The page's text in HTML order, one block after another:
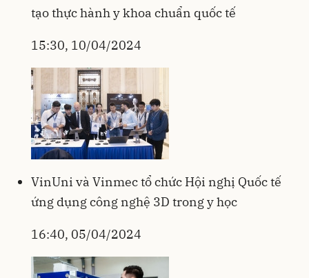
tạo thực hành y khoa chuẩn quốc tế
15:30, 10/04/2024
VinUni và Vinmec tổ chức Hội nghị Quốc tế
ứng dụng công nghệ 3D trong y học
16:40, 05/04/2024